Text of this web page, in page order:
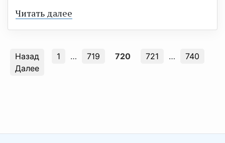
Читать далее
Назад 1 … 719 720 721 …
740
Далее